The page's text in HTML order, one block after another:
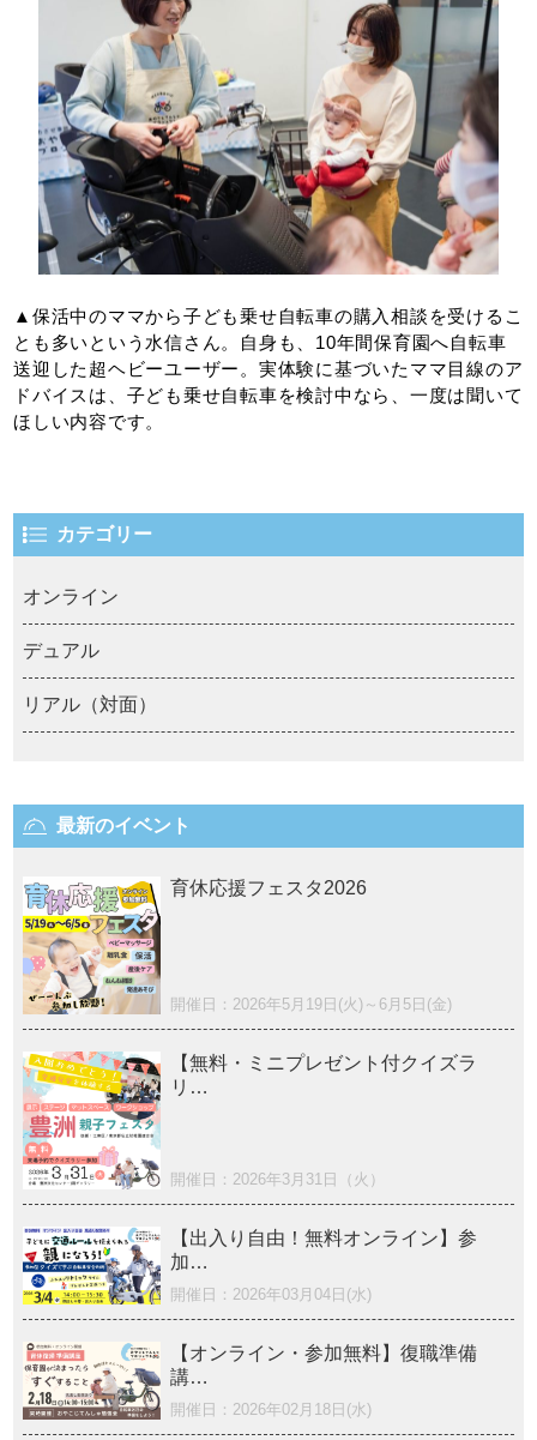
▲保活中のママから子ども乗せ自転車の購入相談を受けるこ
とも多いという水信さん。自身も、10年間保育園へ自転車
送迎した超ヘビーユーザー。実体験に基づいたママ目線のア
ドバイスは、子ども乗せ自転車を検討中なら、一度は聞いて
ほしい内容です。
カテゴリー
オンライン
デュアル
リアル（対面）
最新のイベント
育休応援フェスタ2026
開催日：2026年5月19日(火)～6月5日(金)
【無料・ミニプレゼント付クイズラ
リ…
開催日：2026年3月31日（火）
【出入り自由！無料オンライン】参
加…
開催日：2026年03月04日(水)
【オンライン・参加無料】復職準備
講…
開催日：2026年02月18日(水)